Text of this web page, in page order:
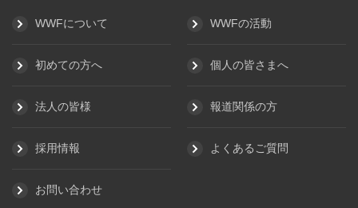
WWFについて WWFの活動
初めての方へ 個人の皆さまへ
法人の皆様 報道関係の方
採用情報 よくあるご質問
お問い合わせ